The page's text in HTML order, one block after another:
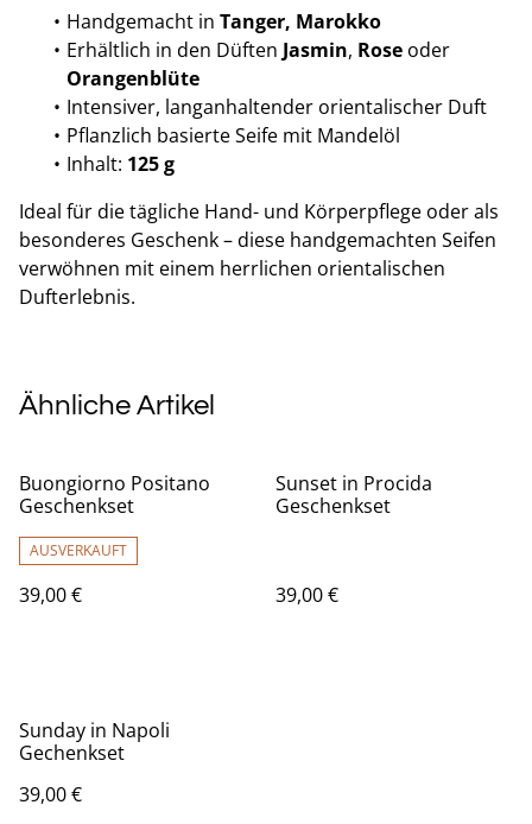
Handgemacht in Tanger, Marokko
Erhältlich in den Düften Jasmin, Rose oder
Orangenblüte
Intensiver, langanhaltender orientalischer Duft
Pflanzlich basierte Seife mit Mandelöl
Inhalt: 125 g
Ideal für die tägliche Hand- und Körperpflege oder als
besonderes Geschenk – diese handgemachten Seifen
verwöhnen mit einem herrlichen orientalischen
Dufterlebnis.
Ähnliche Artikel
Buongiorno Positano
Geschenkset
AUSVERKAUFT
39,00 €
Sunset in Procida
Geschenkset
39,00 €
Sunday in Napoli
Gechenkset
39,00 €